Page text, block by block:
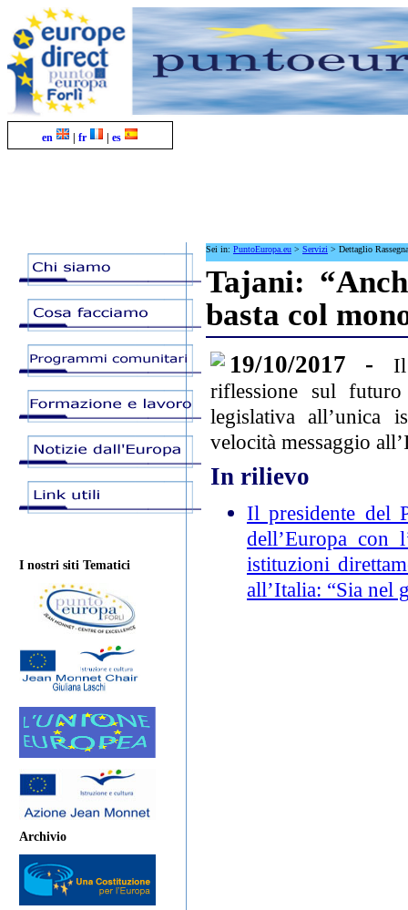
en | fr | es
I nostri siti Tematici
Archivio
Sei in: PuntoEuropa.eu > Servizi > Dettaglio
Tajani:
basta col
19/10/2017 -
riflessione sul
legislativa all’unica
velocità messaggio
In rilievo
Il presidente del
dell’Europa con
istituzioni
all’Italia: “Sia nel